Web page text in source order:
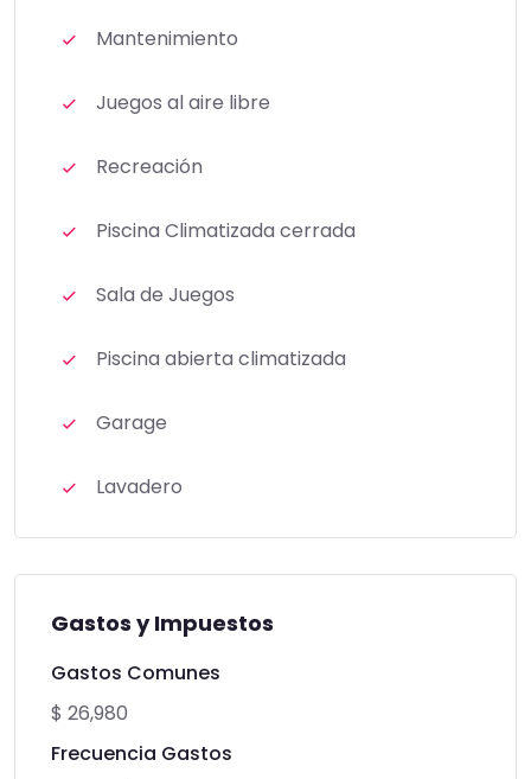
Mantenimiento
Juegos al aire libre
Recreación
Piscina Climatizada cerrada
Sala de Juegos
Piscina abierta climatizada
Garage
Lavadero
Gastos y Impuestos
Gastos Comunes
$ 26,980
Frecuencia Gastos